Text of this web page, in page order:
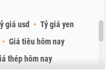
giá usd
Tỷ giá yen
Giá tiêu hôm nay
thép hôm nay